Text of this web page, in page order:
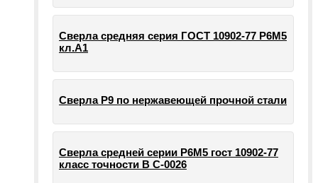
Сверла средняя серия ГОСТ 10902-77 Р6М5
кл.А1
Сверла Р9 по нержавеющей прочной стали
Сверла средней серии Р6М5 гост 10902-77
класс точности В С-0026